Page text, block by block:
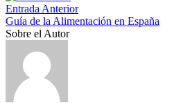
Entrada Anterior
Guía de la Alimentación en España
Sobre el Autor